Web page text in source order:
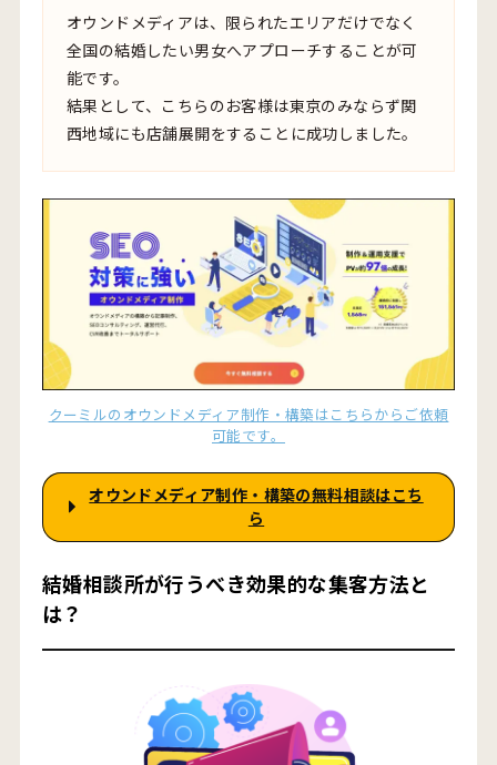
オウンドメディアは、限られたエリアだけでなく
全国の結婚したい男女へアプローチすることが可
能です。
結果として、こちらのお客様は東京のみならず関
西地域にも店舗展開をすることに成功しました。
クーミルのオウンドメディア制作・構築はこちらからご依頼
可能です。
オウンドメディア制作・構築の無料相談はこち
ら
結婚相談所が行うべき効果的な集客方法と
は？